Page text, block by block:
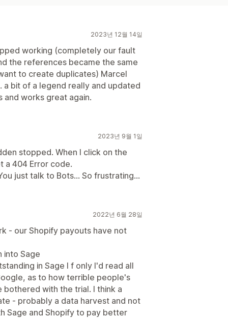
2023년 12월 14일
working (completely our fault
the references became the same
to create duplicates) Marcel
bit of a legend really and updated
and works great again.
2023년 9월 1일
stopped. When I click on the
a 404 Error code.
just talk to Bots... So frustrating...
2022년 6월 28일
- our Shopify payouts have not
into Sage
in Sage I f only I'd read all
as to how terrible people's
with the trial. I think a
- probably a data harvest and not
Sage and Shopify to pay better